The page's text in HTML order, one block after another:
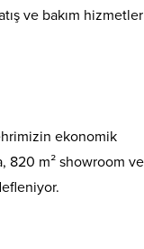
ve bakım
ekonomik
820 m² showroom